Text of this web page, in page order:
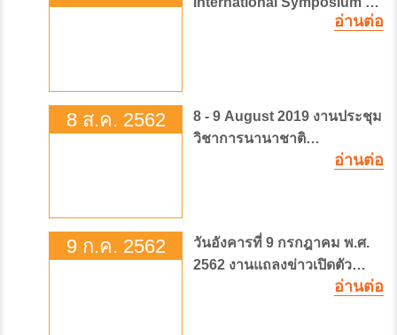
แพทย์มะเร็งวิทยาจุฬาภรณ์ โรง
Technology Trends inอ่านต่อ
8 ส.ค. 2562
8 - 9 August 2019 งานประชุม
วิชาการนานาชาติ
เฉลิมพระเกียรติ ศาสตราจารย์
วัฒน วรขัตติยราชนารี ด้าน
มะเร็งวิทยา
อ่านต่อ
9 ก.ค. 2562
วันอังคารที่ 9 กรกฎาคม พ.ศ.
2562 งานแถลงข่าวเปิดตัว
แคมเปญสุขภาพ กิจกรรมครบ
อ่านต่อ